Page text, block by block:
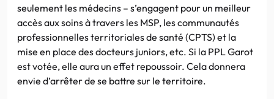
seulement les médecins – s’engagent pour un meilleur
accès aux soins à travers les MSP, les communautés
professionnelles territoriales de santé (CPTS) et la
mise en place des docteurs juniors, etc. Si la PPL Garot
est votée, elle aura un effet repoussoir. Cela donnera
envie d’arrêter de se battre sur le territoire.